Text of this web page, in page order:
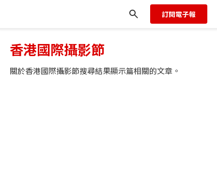
訂閱電子報
香港國際攝影節
關於香港國際攝影節搜尋結果顯示篇相關的文章。